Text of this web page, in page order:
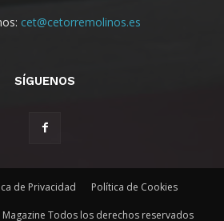
cet@cetorremolinos.es
SÍGUENOS
de Privacidad Política de Cookies
Todos los derechos reservados